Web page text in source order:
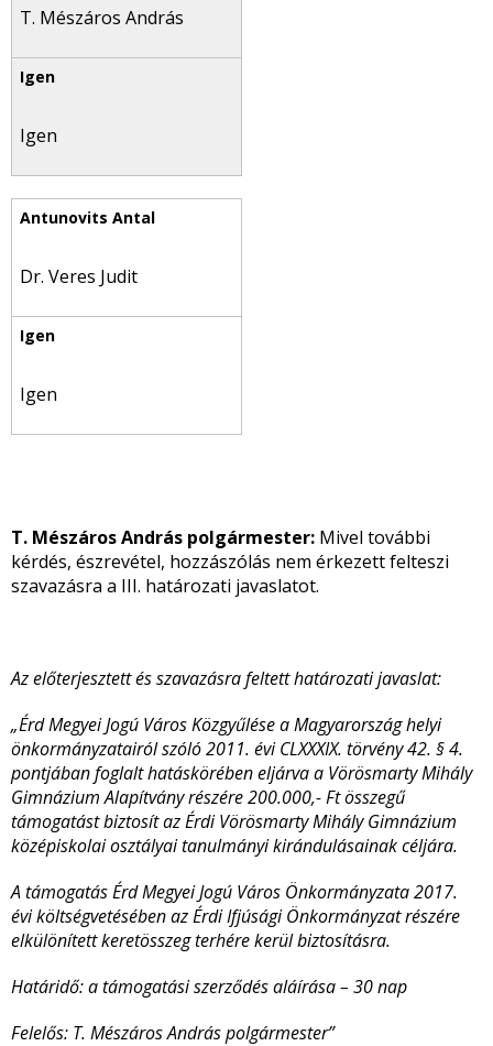
T. Mészáros András
Igen
Dr. Veres Judit
Igen
T. Mészáros András polgármester: Mivel további
kérdés, észrevétel, hozzászólás nem érkezett felteszi
szavazásra a III. határozati javaslatot.
Az előterjesztett és szavazásra feltett határozati javaslat:
„Érd Megyei Jogú Város Közgyűlése a Magyarország helyi
önkormányzatairól szóló 2011. évi CLXXXIX. törvény 42. § 4.
pontjában foglalt hatáskörében eljárvaa Vörösmarty Mihály
Gimnázium Alapítvány részére 200.000,- Ft összegű
támogatást biztosít az Érdi Vörösmarty Mihály Gimnázium
középiskolai osztályai tanulmányi kirándulásainak céljára.
A támogatás Érd Megyei Jogú Város Önkormányzata 2017.
évi költségvetésében az Érdi Ifjúsági Önkormányzat részére
elkülönített keretösszeg terhére kerül biztosításra.
Határidő: a támogatási szerződés aláírása – 30 nap
Felelős: T. Mészáros András polgármester”